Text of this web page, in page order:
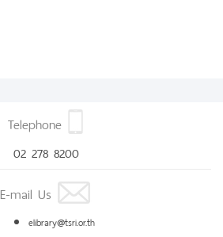
Telephone
02 278 8200
E-mail Us
elibrary@tsri.or.th